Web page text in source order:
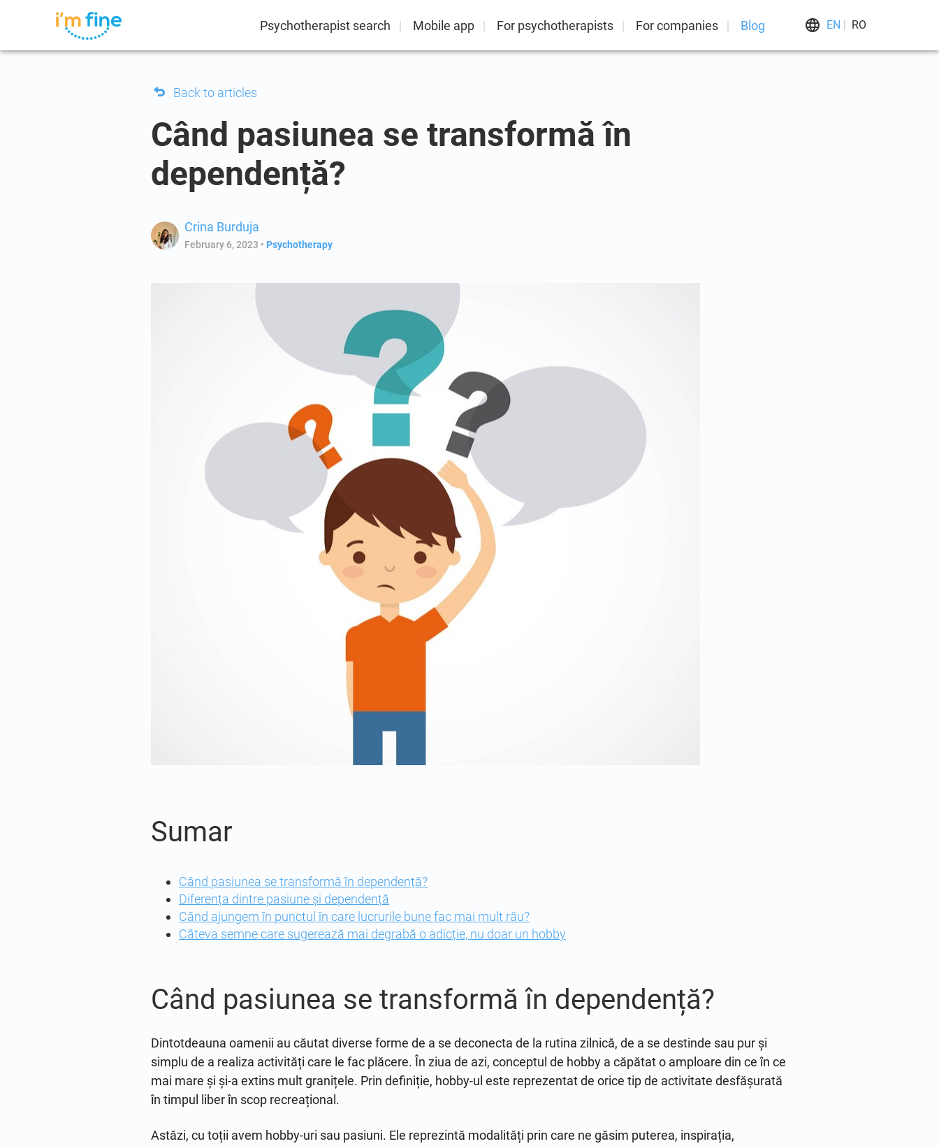
Psychotherapist search Mobile app For psychotherapists For companies Blog EN RO
Back to articles
Când pasiunea se transformă în
dependență?
Crina Burduja
February 6, 2023 • Psychotherapy
Sumar
Când pasiunea se transformă în dependență?
Diferența dintre pasiune și dependență
Când ajungem în punctul în care lucrurile bune fac mai mult rău?
Câteva semne care sugerează mai degrabă o adicție, nu doar un hobby
Când pasiunea se transformă în dependență?
Dintotdeauna oamenii au căutat diverse forme de a se deconecta de la rutina zilnică, de a se destinde sau pur și
simplu de a realiza activități care le fac plăcere. În ziua de azi, conceptul de hobby a căpătat o amploare din ce în ce
mai mare și și-a extins mult granițele. Prin definiție, hobby-ul este reprezentat de orice tip de activitate desfășurată
în timpul liber în scop recreațional.
Astăzi, cu toții avem hobby-uri sau pasiuni. Ele reprezintă modalități prin care ne găsim puterea, inspirația,